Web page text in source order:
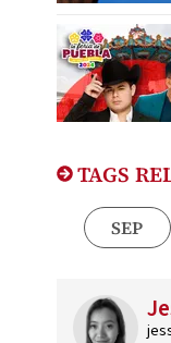
TAGS
SEP